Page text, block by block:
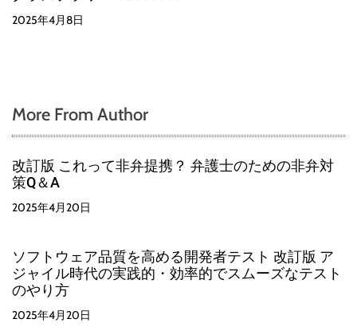
2025年4月8日
More From Author
改訂版 これって非弁提携？ 弁護士のための非弁対
策Q＆A
2025年4月20日
ソフトウェア品質を高める開発者テスト 改訂版 ア
ジャイル時代の実践的・効率的でスムーズなテスト
のやり方
2025年4月20日